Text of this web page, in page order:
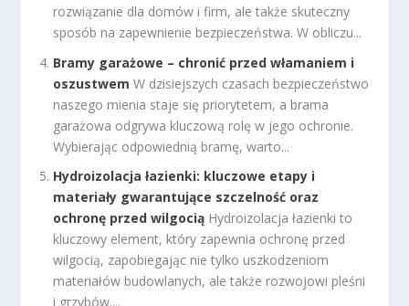
rozwiązanie dla domów i firm, ale także skuteczny
sposób na zapewnienie bezpieczeństwa. W obliczu...
Bramy garażowe – chronić przed włamaniem i
oszustwem W dzisiejszych czasach bezpieczeństwo
naszego mienia staje się priorytetem, a brama
garażowa odgrywa kluczową rolę w jego ochronie.
Wybierając odpowiednią bramę, warto...
Hydroizolacja łazienki: kluczowe etapy i
materiały gwarantujące szczelność oraz
ochronę przed wilgocią Hydroizolacja łazienki to
kluczowy element, który zapewnia ochronę przed
wilgocią, zapobiegając nie tylko uszkodzeniom
materiałów budowlanych, ale także rozwojowi pleśni
i grzybów....